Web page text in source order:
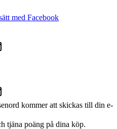
med Facebook
kommer att skickas till din e-
tjäna poäng på dina köp.